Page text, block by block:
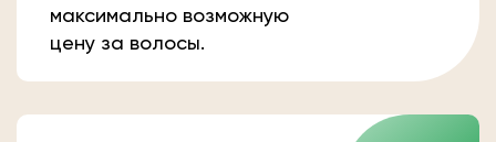
максимально возможную
цену за волосы.